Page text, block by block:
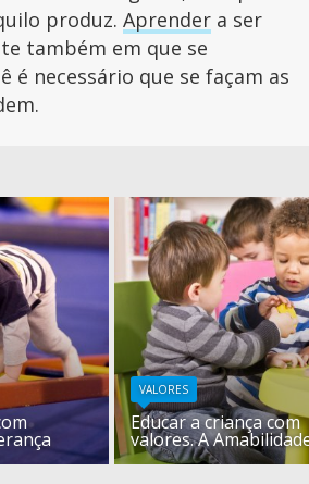
produz. Aprendera ser
também em que se
é necessário que se façam as
VALORES
Educar a criança com
valores. A